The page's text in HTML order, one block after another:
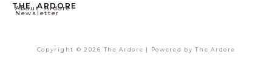
THE ARDORE
About Ardore
Newsletter
Copyright © 2026 The Ardore | Powered by The Ardore